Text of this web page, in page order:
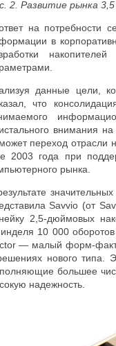
2. Развитие рынка
на потребности
в
данные цели,
что
внимания
переход
2003 года при
рынка.
Savvio (от
2,5-дюймовых
10 000
— малый форм-
нового типа.
большее
надежность.